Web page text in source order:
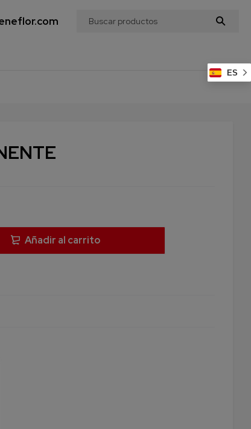
Añadir al carrito
ES